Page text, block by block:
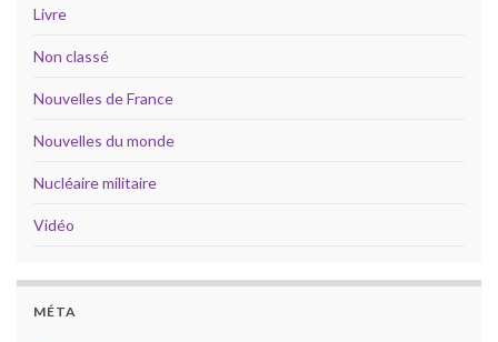
Livre
Non classé
Nouvelles de France
Nouvelles du monde
Nucléaire militaire
Vidéo
MÉTA